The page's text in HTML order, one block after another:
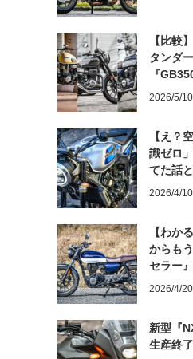
【比較
タンダ
『
2026/5/10
【え？
識ゼロ
てた話
日にし
2026/4/10
【わか
からも
セラー
と思う？
2026/4/20
新型『
生産終